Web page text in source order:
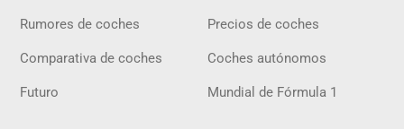
Rumores de coches Precios de coches
Comparativa de coches Coches autónomos
Futuro Mundial de Fórmula 1